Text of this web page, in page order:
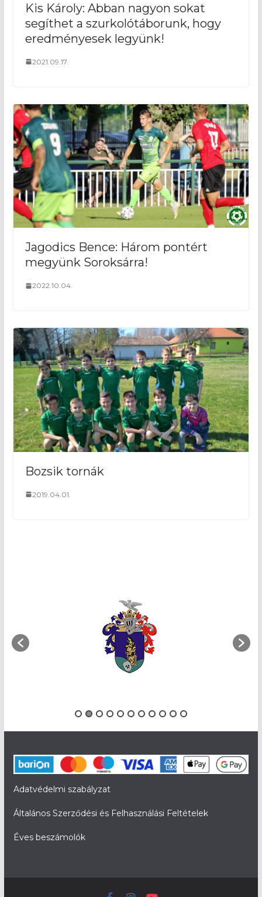
Kis Károly: Abban nagyon sokat
segíthet a szurkolótáborunk, hogy
eredményesek legyünk!
2021.09.17.
Jagodics Bence: Három pontért
megyünk Soroksárra!
2022.10.04.
Bozsik tornák
2019.04.01.
Adatvédelmi szabályzat
Általános Szerződési és Felhasználási Feltételek
Éves beszámolók